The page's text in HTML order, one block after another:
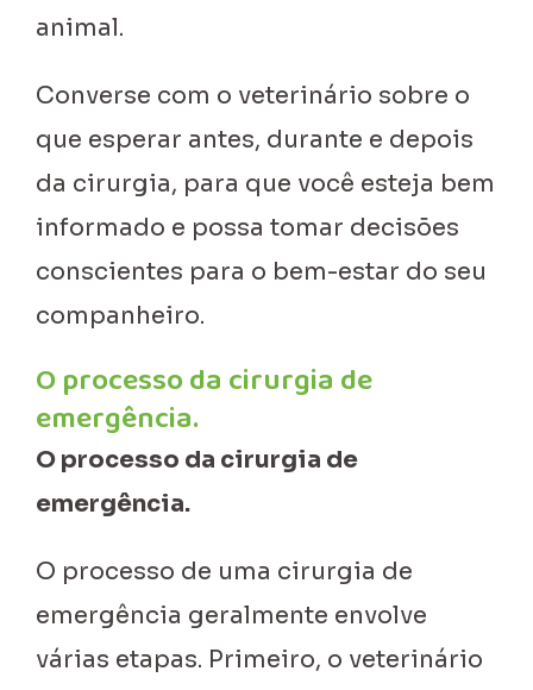
animal.
Converse com o veterinário sobre o
que esperar antes, durante e depois
da cirurgia, para que você esteja bem
informado e possa tomar decisões
conscientes para o bem-estar do seu
companheiro.
O processo da cirurgia de
emergência.
O processo da cirurgia de
emergência.
O processo de uma cirurgia de
emergência geralmente envolve
várias etapas. Primeiro, o veterinário